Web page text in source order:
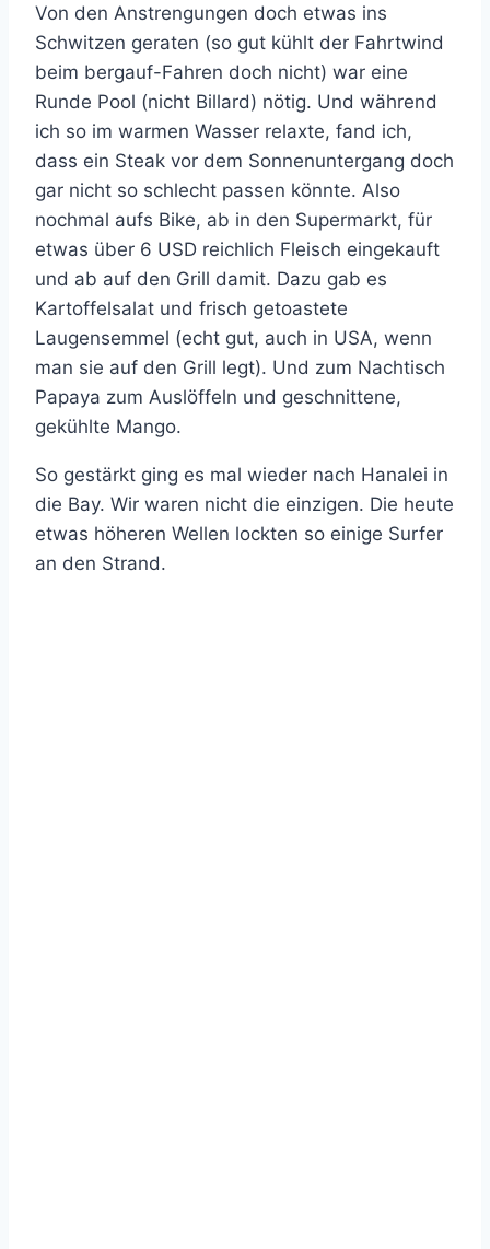
Von den Anstrengungen doch etwas ins
Schwitzen geraten (so gut kühlt der Fahrtwind
beim bergauf-Fahren doch nicht) war eine
Runde Pool (nicht Billard) nötig. Und während
ich so im warmen Wasser relaxte, fand ich,
dass ein Steak vor dem Sonnenuntergang doch
gar nicht so schlecht passen könnte. Also
nochmal aufs Bike, ab in den Supermarkt, für
etwas über 6 USD reichlich Fleisch eingekauft
und ab auf den Grill damit. Dazu gab es
Kartoffelsalat und frisch getoastete
Laugensemmel (echt gut, auch in USA, wenn
man sie auf den Grill legt). Und zum Nachtisch
Papaya zum Auslöffeln und geschnittene,
gekühlte Mango.
So gestärkt ging es mal wieder nach Hanalei in
die Bay. Wir waren nicht die einzigen. Die heute
etwas höheren Wellen lockten so einige Surfer
an den Strand.